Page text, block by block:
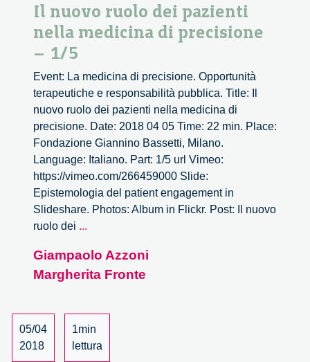
Il nuovo ruolo dei pazienti
nella medicina di precisione
– 1/5
Event: La medicina di precisione. Opportunità
terapeutiche e responsabilità pubblica. Title: Il
nuovo ruolo dei pazienti nella medicina di
precisione. Date: 2018 04 05 Time: 22 min. Place:
Fondazione Giannino Bassetti, Milano.
Language: Italiano. Part: 1/5 url Vimeo:
https://vimeo.com/266459000 Slide:
Epistemologia del patient engagement in
Slideshare. Photos: Album in Flickr. Post: Il nuovo
ruolo dei ...
ruolo
dei
medicina
di
Giampaolo Azzoni
Margherita Fronte
05/04
2018
1min
lettura